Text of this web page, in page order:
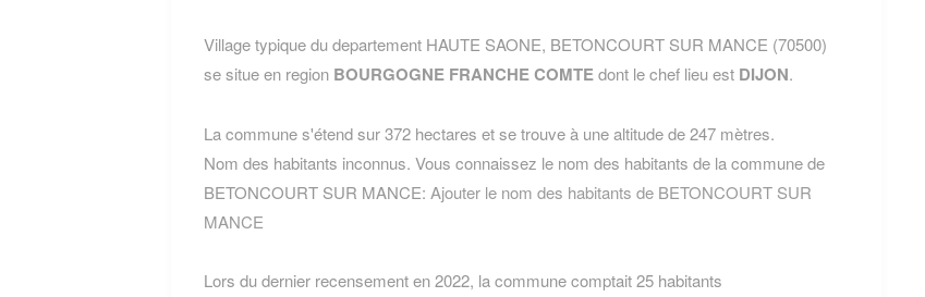
Village typique du departement HAUTE SAONE, BETONCOURT SUR MANCE (70500)
se situe en region BOURGOGNE FRANCHE COMTEdont le chef lieu est DIJON.
La commune s'étend sur 372 hectares et se trouve à une altitude de 247 mètres.
Nom des habitants inconnus. Vous connaissez le nom des habitants de la commune de
BETONCOURT SUR MANCE: Ajouter le nom des habitants de BETONCOURT SUR
MANCE
Lors du dernier recensement en 2022, la commune comptait 25 habitants